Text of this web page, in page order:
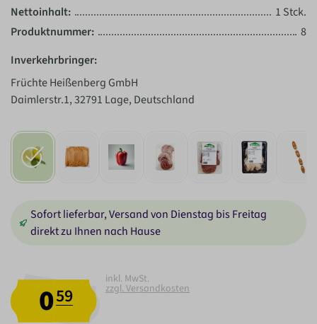
Nettoinhalt:
1 Stck.
Produktnummer:
8
Inverkehrbringer:
Früchte Heißenberg GmbH
Daimlerstr.1, 32791 Lage, Deutschland
Sofort lieferbar, Versand von Dienstag bis Freitag
direkt zu Ihnen nach Hause
059
inkl. MwSt.
zzgl. Versandkosten